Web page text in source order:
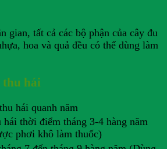
gian, tất cả các bộ phận của cây đu
hoa và quả đều có thể dùng làm
thu hái
hái quanh năm
hái thời điểm tháng 3-4 hàng năm
phơi khô làm thuốc)